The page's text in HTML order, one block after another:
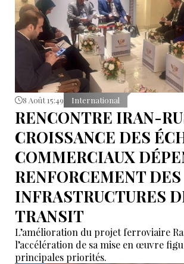
8 Août 15:49 International
RENCONTRE IRAN-
CROISSANCE DES
COMMERCIAUX
RENFORCEMENT DES
INFRASTRUCTURES
TRANSIT
L’amélioration du projet ferroviaire
l’accélération de sa mise en œuvre
principales priorités.